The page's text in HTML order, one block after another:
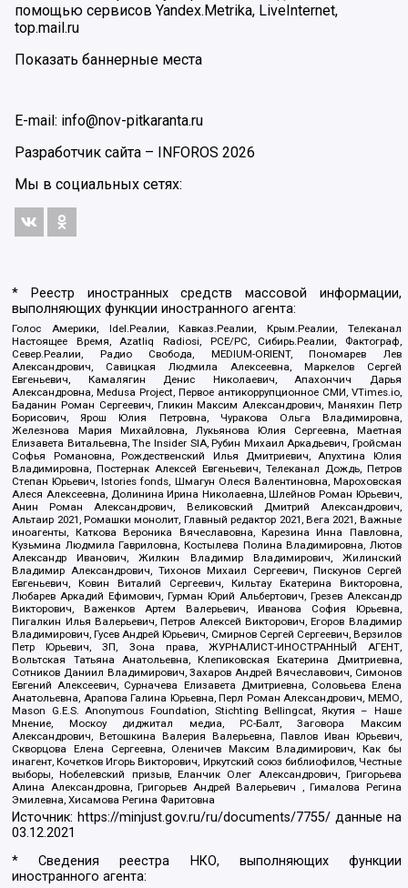
помощью сервисов Yandex.Metrika, LiveInternet,
top.mail.ru
Показать баннерные места
E-mail: info@nov-pitkaranta.ru
Разработчик сайта –
INFOROS 2026
Мы в социальных сетях:
* Реестр иностранных средств массовой информации,
выполняющих функции иностранного агента:
Голос Америки, Idel.Реалии, Кавказ.Реалии, Крым.Реалии, Телеканал
Настоящее Время, Azatliq Radiosi, PCE/PC, Сибирь.Реалии, Фактограф,
Север.Реалии, Радио Свобода, MEDIUM-ORIENT, Пономарев Лев
Александрович, Савицкая Людмила Алексеевна, Маркелов Сергей
Евгеньевич, Камалягин Денис Николаевич, Апахончич Дарья
Александровна, Medusa Project, Первое антикоррупционное СМИ, VTimes.io,
Баданин Роман Сергеевич, Гликин Максим Александрович, Маняхин Петр
Борисович, Ярош Юлия Петровна, Чуракова Ольга Владимировна,
Железнова Мария Михайловна, Лукьянова Юлия Сергеевна, Маетная
Елизавета Витальевна, The Insider SIA, Рубин Михаил Аркадьевич, Гройсман
Софья Романовна, Рождественский Илья Дмитриевич, Апухтина Юлия
Владимировна, Постернак Алексей Евгеньевич, Телеканал Дождь, Петров
Степан Юрьевич, Istories fonds, Шмагун Олеся Валентиновна, Мароховская
Алеся Алексеевна, Долинина Ирина Николаевна, Шлейнов Роман Юрьевич,
Анин Роман Александрович, Великовский Дмитрий Александрович,
Альтаир 2021, Ромашки монолит, Главный редактор 2021, Вега 2021, Важные
иноагенты, Каткова Вероника Вячеславовна, Карезина Инна Павловна,
Кузьмина Людмила Гавриловна, Костылева Полина Владимировна, Лютов
Александр Иванович, Жилкин Владимир Владимирович, Жилинский
Владимир Александрович, Тихонов Михаил Сергеевич, Пискунов Сергей
Евгеньевич, Ковин Виталий Сергеевич, Кильтау Екатерина Викторовна,
Любарев Аркадий Ефимович, Гурман Юрий Альбертович, Грезев Александр
Викторович, Важенков Артем Валерьевич, Иванова София Юрьевна,
Пигалкин Илья Валерьевич, Петров Алексей Викторович, Егоров Владимир
Владимирович, Гусев Андрей Юрьевич, Смирнов Сергей Сергеевич, Верзилов
Петр Юрьевич, ЗП, Зона права, ЖУРНАЛИСТ-ИНОСТРАННЫЙ АГЕНТ,
Вольтская Татьяна Анатольевна, Клепиковская Екатерина Дмитриевна,
Сотников Даниил Владимирович, Захаров Андрей Вячеславович, Симонов
Евгений Алексеевич, Сурначева Елизавета Дмитриевна, Соловьева Елена
Анатольевна, Арапова Галина Юрьевна, Перл Роман Александрович, МЕМО,
Mason G.E.S. Anonymous Foundation, Stichting Bellingcat, Якутия – Наше
Мнение, Москоу диджитал медиа, РС-Балт, Заговора Максим
Александрович, Ветошкина Валерия Валерьевна, Павлов Иван Юрьевич,
Скворцова Елена Сергеевна, Оленичев Максим Владимирович, Как бы
инагент, Кочетков Игорь Викторович, Иркутский союз библиофилов, Честные
выборы, Нобелевский призыв, Еланчик Олег Александрович, Григорьева
Алина Александровна, Григорьев Андрей Валерьевич , Гималова Регина
Эмилевна, Хисамова Регина Фаритовна
Источник: https://minjust.gov.ru/ru/documents/7755/ данные на
03.12.2021
* Сведения реестра НКО, выполняющих функции
иностранного агента: